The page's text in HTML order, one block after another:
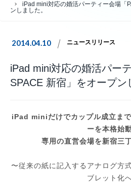
iPad mini対応の婚活パーティー会場「
ンしました。
2014.04.10 ニュースリリース
iPad mini対応の婚活パー
SPACE 新宿」をオープン
iPad miniだけでカップル成立ま
ーを本格始動
専用の直営会場を新宿三
〜従来の紙に記入するアナログ方
ブレット化